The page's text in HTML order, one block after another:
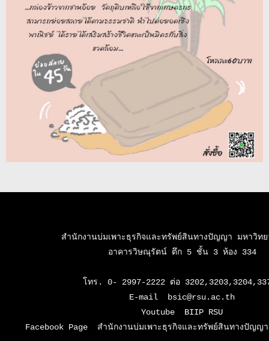
สำนักงานบ่มเพาะธุรกิจและทรัพย์สินทางปัญญา มหาวิทย
อาคารวิษณุรัตน์ ตึก 5 ชั้น 3 ห้อง 334
โทร. 0- 2997-2222 ต่อ
E-mail  bsic@rsu.ac.th
Youtube  BIIP RSU
Facebook Page  สำนักงานบ่มเพาะธุรกิจและทรัพย์สินทางปัญญ